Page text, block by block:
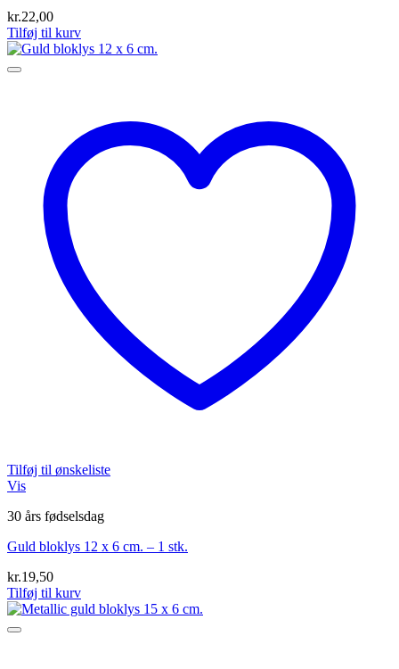
kr.22,00
Tilføj til kurv
Tilføj til ønskeliste
Vis
30 års fødselsdag
Guld bloklys 12 x 6 cm. – 1 stk.
kr.19,50
Tilføj til kurv